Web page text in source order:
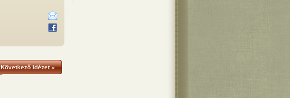
Következő idézet »